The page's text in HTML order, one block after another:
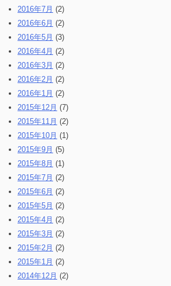
2016年7月 (2)
2016年6月 (2)
2016年5月 (3)
2016年4月 (2)
2016年3月 (2)
2016年2月 (2)
2016年1月 (2)
2015年12月 (7)
2015年11月 (2)
2015年10月 (1)
2015年9月 (5)
2015年8月 (1)
2015年7月 (2)
2015年6月 (2)
2015年5月 (2)
2015年4月 (2)
2015年3月 (2)
2015年2月 (2)
2015年1月 (2)
2014年12月 (2)